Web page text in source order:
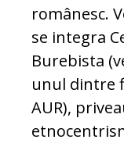
românesc.
se integra
Burebista
unul dintre
AUR),